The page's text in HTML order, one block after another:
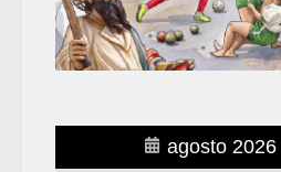
agosto 2026